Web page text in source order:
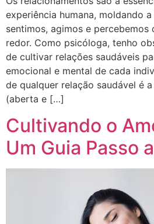
experiência humana, moldando
sentimos, agimos e percebemos
redor. Como psicóloga, tenho
de cultivar relações saudáveis
emocional e mental de cada
de qualquer relação saudável é
(aberta e […]
Cultivando o
Um Guia Passo